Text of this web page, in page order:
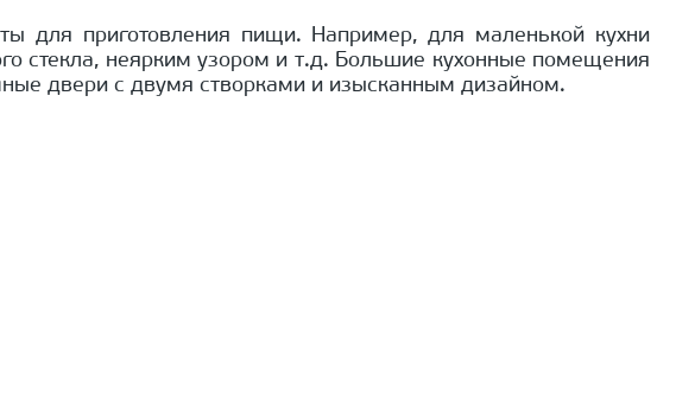
для приготовления пищи. Например, для маленькой кухни
стекла, неярким узором и т.д. Большие кухонные помещения
двери с двумя створками и изысканным дизайном.